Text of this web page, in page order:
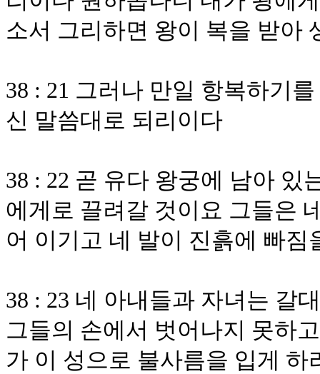
소서 그리하면 왕이 복을 받아
38 : 21 그러나 만일 항복하기
신 말씀대로 되리이다
38 : 22 곧 유다 왕궁에 남아 있
에게로 끌려갈 것이요 그들은
어 이기고 네 발이 진흙에 빠
38 : 23 네 아내들과 자녀는 갈
그들의 손에서 벗어나지 못하
가 이 성으로 불사름을 입게 하